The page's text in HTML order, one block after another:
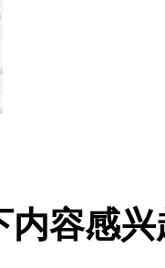
内容感兴